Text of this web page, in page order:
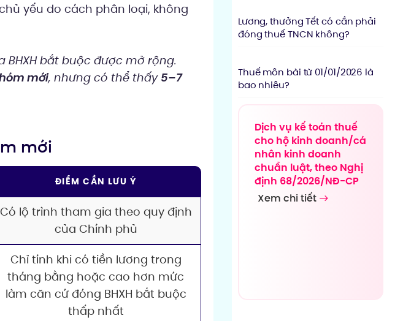
yếu do cách phân loại, không
bắt buộc được mở rộng.
mới, nhưng có thể thấy 5–7
mới
ĐIỂM CẦN LƯU Ý
Có lộ trình tham gia theo quy định
của Chính phủ
Chỉ tính khi có tiền lương trong
tháng bằng hoặc cao hơn mức
làm căn cứ đóng BHXH bắt buộc
thấp nhất
Lương, thưởng Tết có cần phải
đóng thuế TNCN không?
Thuế môn bài từ 01/01/2026 là
bao nhiêu?
Dịch vụ kế toán thuế
cho hộ kinh doanh/cá
nhân kinh doanh
chuẩn luật, theo Nghị
định 68/2026/NĐ-CP
Xem chi tiết